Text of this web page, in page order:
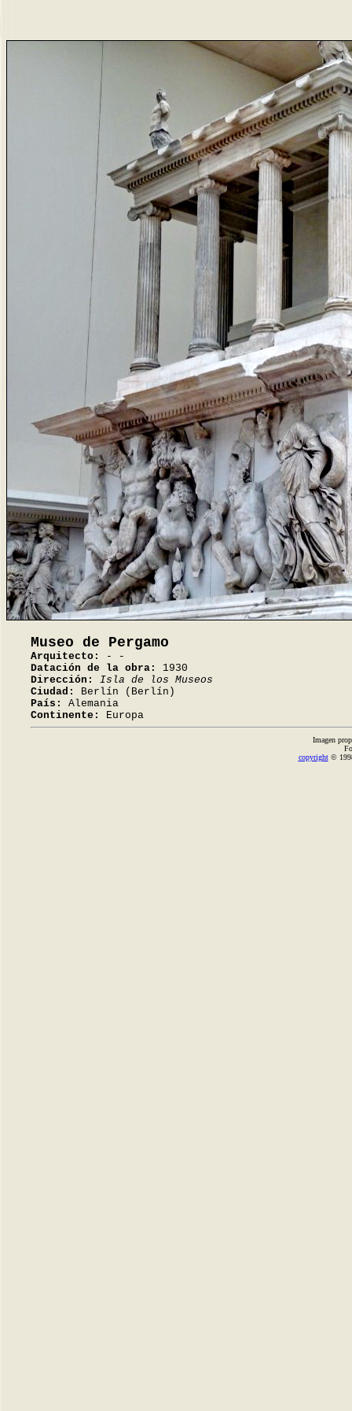
Museo de Pergamo
Arquitecto:
- -
Datación de la obra:
1930
Dirección:
Isla de los Museos
Ciudad:
Berlín (Berlín)
País:
Alemania
Continente:
Europa
Imagen
copyright©